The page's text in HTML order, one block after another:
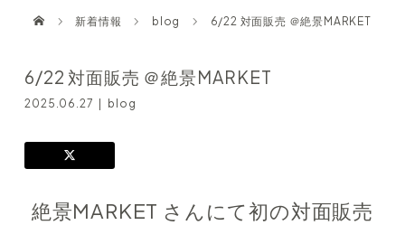
新着情報 blog 6/22 対面販売 ＠絶景MARKET
6/22 対面販売 ＠絶景MARKET
2025.06.27 blog
絶景MARKET さんにて初の対面販売